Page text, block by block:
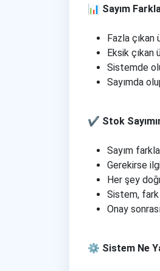
📊 Sayım
Fazla çıkan
Eksik çıkan
Sistemde
Sayımda
✔️ Stok
Sayım
Gerekirse
Her şey
Sistem,
Onay
⚙️ Sistem Ne